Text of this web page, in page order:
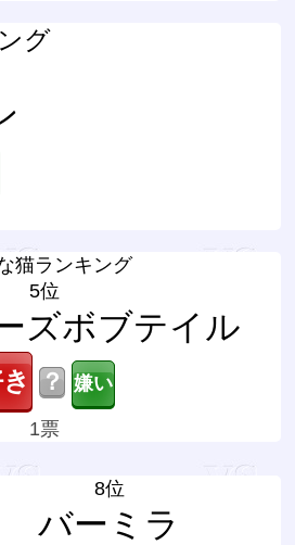
グ
猫ランキング
5位
ズボブテイル
？
1票
8位
バーミラ